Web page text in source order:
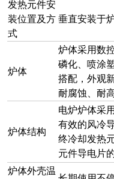
保温材料
成型高纯氧
保护
采用集成化
计了双回路
超调、欠调
电流反馈、
采用闭环技
制或过零触
续可调，具
电流环为内
负载电流超